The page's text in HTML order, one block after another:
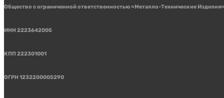
Общество с ограниченной ответственностью «Металло-Технические Изделия»
ИНН 2223642005
КПП 222301001
ОГРН 1232200005290